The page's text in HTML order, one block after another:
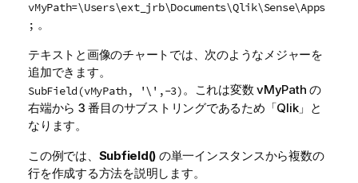
vMyPath=\Users\ext_jrb\Documents\Qlik\Sense\Apps
; 。
テキストと画像のチャートでは、次のようなメジャーを
追加できます。
SubField(vMyPath, '\',-3)。これは変数 vMyPath の
右端から 3 番目のサブストリングであるため「Qlik」と
なります。
この例では、 Subfield() の単一インスタンスから複数の
行を作成する方法を説明します。